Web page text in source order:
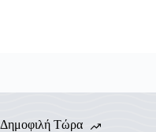
Δημοφιλή Τώρα